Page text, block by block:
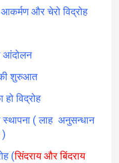
और चेरो विद्रोह
आंदोलन
की शुरुआत
विद्रोह
स्थापना ( लाह अनुसन्धान
)
(सिंदराय और बिंदराय